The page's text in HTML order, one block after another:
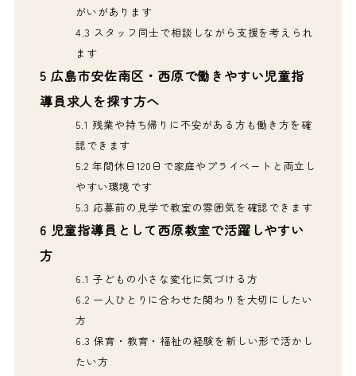
がいがあります
4.3 スタッフ同士で相談しながら支援を考えられ
ます
5 広島市安佐南区・西原で働きやすい児童指
導員求人を探す方へ
5.1 残業や持ち帰りに不安がある方も働き方を確
認できます
5.2 年間休日120日で家庭やプライベートと両立し
やすい環境です
5.3 応募前の見学で教室の雰囲気を確認できます
6 児童指導員として西原教室で活躍しやすい
方
6.1 子どもの小さな変化に気づける方
6.2 一人ひとりに合わせた関わりを大切にしたい
方
6.3 保育・教育・福祉の経験を新しい形で活かし
たい方